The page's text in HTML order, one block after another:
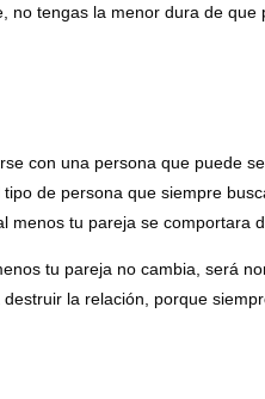
tengas la menor dura de
con una persona que puede
tipo de persona que siempre
tu pareja se comportara
tu pareja no cambia, será
la relación, porque